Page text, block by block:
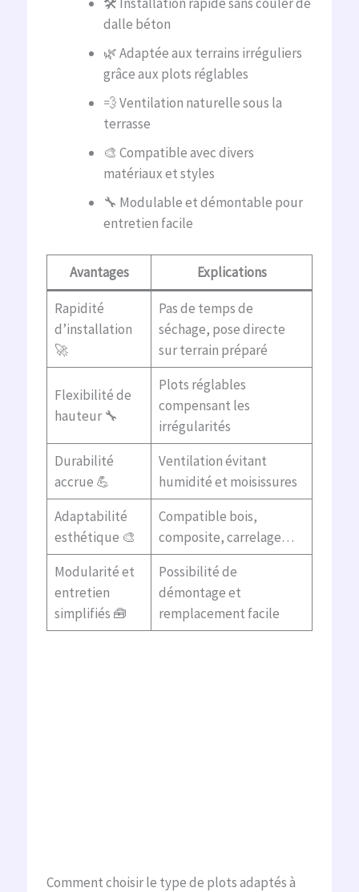
dalle béton
🌿 Adaptée aux terrains irréguliers
grâce aux plots réglables
💨 Ventilation naturelle sous la
terrasse
🎨 Compatible avec divers
matériaux et styles
🔧 Modulable et démontable pour
entretien facile
Avantages Explications
Rapidité
d’installation
🚀
Pas de temps de
séchage, pose directe
sur terrain préparé
Flexibilité de
hauteur 🔧
Plots réglables
compensant les
irrégularités
Durabilité
accrue 💪
Ventilation évitant
humidité et moisissures
Adaptabilité
esthétique 🎨
Compatible bois,
composite, carrelage…
Modularité et
entretien
simplifiés 🧰
Possibilité de
démontage et
remplacement facile
Comment choisir le type de plots adaptés à